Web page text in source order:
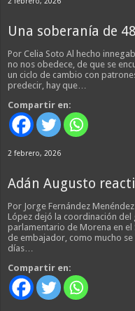
Una soberanía de
Por Celia Soto Al hecho
no nos obedece, de que se
un ciclo de cambio con
predecir, hay que…
Compartir en:
2 febrero, 2026
Adán Augusto
Por Jorge Fernández
López dejó la coordinación del
parlamentario de Morena en el
de embajador, como mucho se
días…
Compartir en: